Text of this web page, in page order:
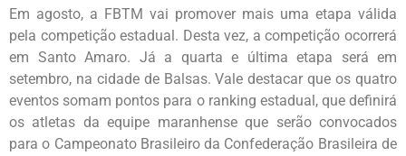
Em agosto, a FBTM vai promover mais uma etapa válida
pela competição estadual. Desta vez, a competição ocorrerá
em Santo Amaro. Já a quarta e última etapa será em
setembro, na cidade de Balsas. Vale destacar que os quatro
eventos somam pontos para o ranking estadual, que definirá
os atletas da equipe maranhense que serão convocados
para o Campeonato Brasileiro da Confederação Brasileira de